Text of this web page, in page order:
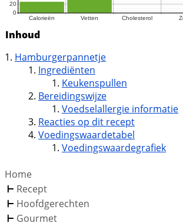
Inhoud
Hamburgerpannetje
Ingrediënten
Keukenspullen
Bereidingswijze
Voedselallergie informatie
Reacties op dit recept
Voedingswaardetabel
Voedingswaardegrafiek
Home
Recept
Hoofdgerechten
Gourmet